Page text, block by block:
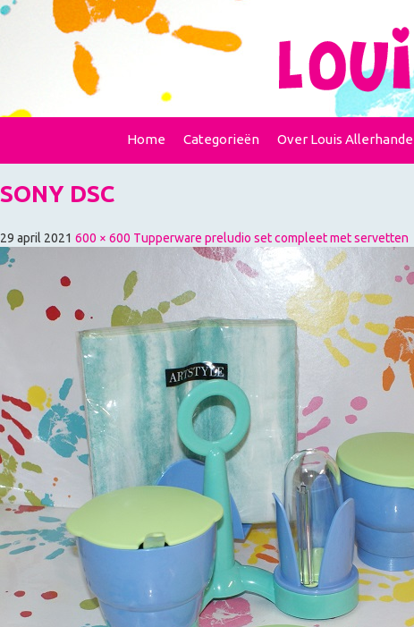
Home Categorieën Over Louis Allerhande
SONY DSC
29 april 2021 600 × 600 Tupperware preludio set compleet met servetten